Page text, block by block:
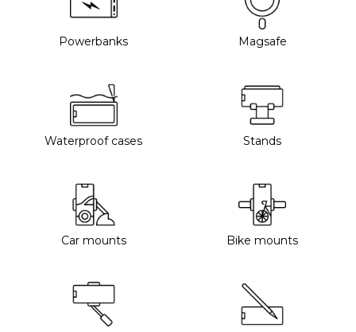
Powerbanks Magsafe
Waterproof cases Stands
Car mounts Bike mounts